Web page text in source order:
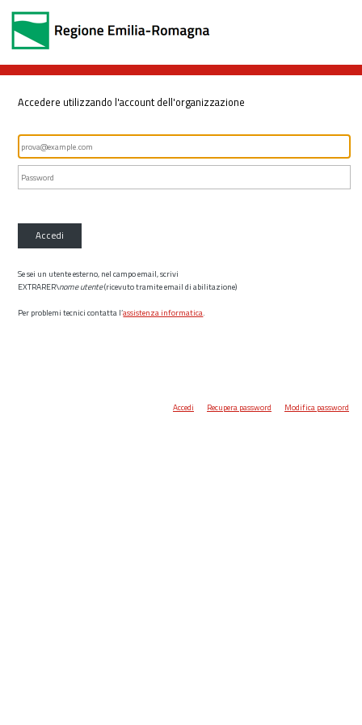
Accedere utilizzando l'account dell'organizzazione
Accedi
Se sei un utente esterno, nel campo email, scrivi
EXTRARER\nome utente(ricevuto tramite email di abilitazione)
Per problemi tecnici contatta l’assistenza informatica.
Accedi Recupera password Modifica password